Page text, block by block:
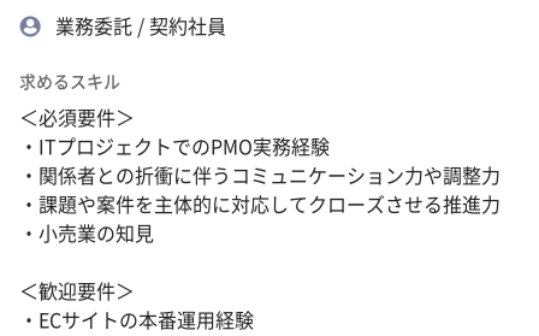
業務委託 / 契約社員
求めるスキル
＜必須要件＞
・ITプロジェクトでのPMO実務経験
・関係者との折衝に伴うコミュニケーション力や調整力
・課題や案件を主体的に対応してクローズさせる推進力
・小売業の知見
＜歓迎要件＞
・ECサイトの本番運用経験